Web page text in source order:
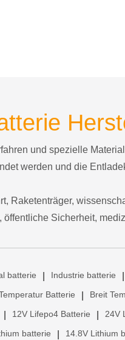
und spezielle
werden und die
Raketenträger,
Sicherheit,
batterie Industrie batterie
Batterie Breit
12V Lifepo4 Batterie 24V
batterie 14.8V Lithium